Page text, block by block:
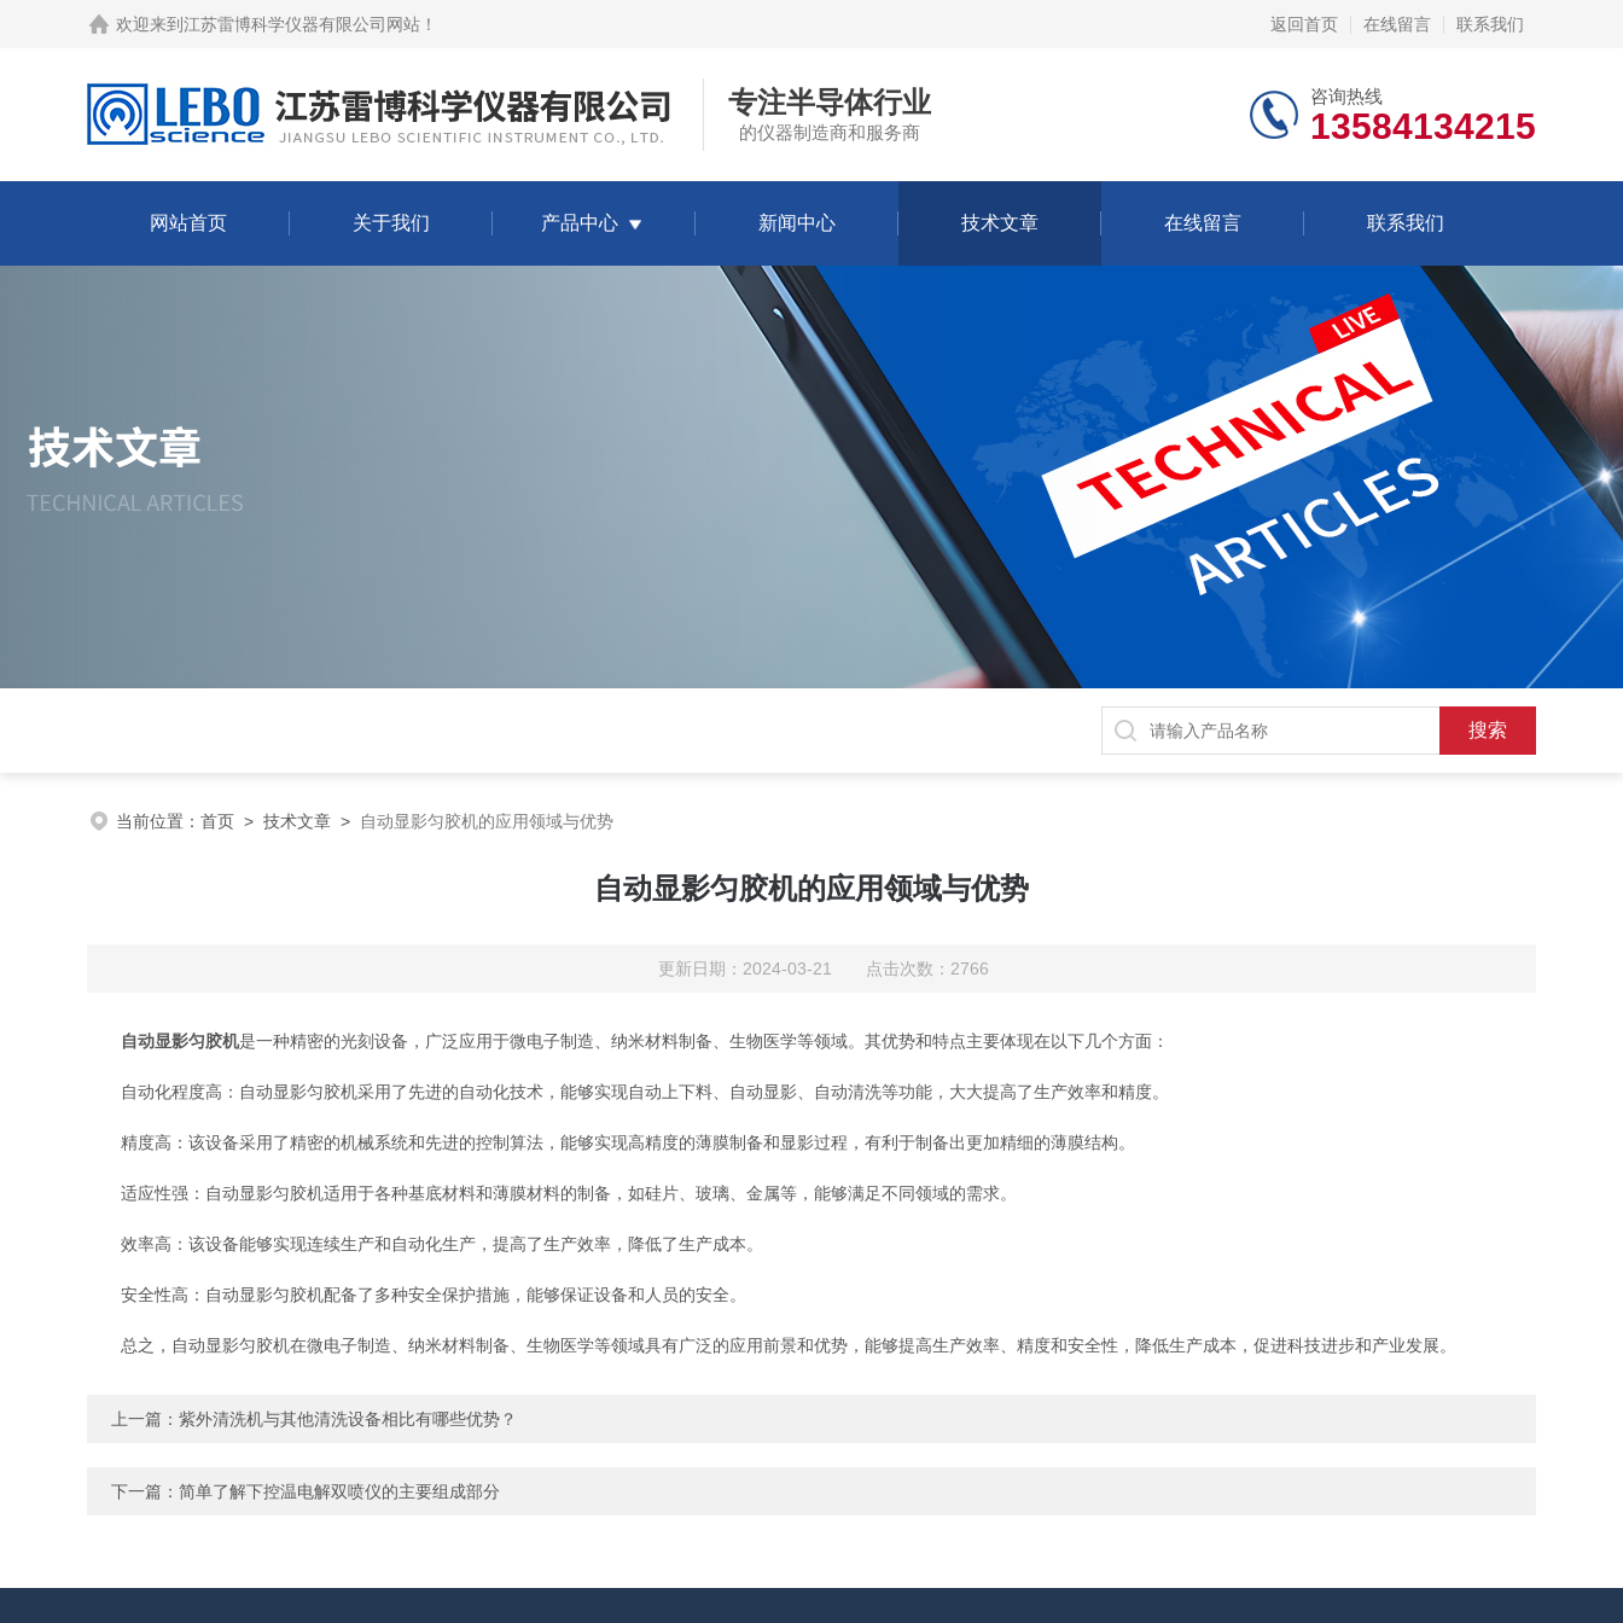
欢迎来到 江苏雷博科学仪器有限公司网站 ！ 返回首页 在线留言 联系我们
专注半导体行业
的仪器制造商和服务商
咨询热线
13584134215
网站首页 关于我们 产品中心 新闻中心 技术文章 在线留言 联系我们
当前位置： 首页 > 技术文章 > 自动显影匀胶机的应用领域与优势
自动显影匀胶机的应用领域与优势
更新日期：2024-03-21 点击次数：2766
自动显影匀胶机是一种精密的光刻设备，广泛应用于微电子制造、纳米材料制备、生物医学等领域。其优势和特点主要体现在以下几个方面：
自动化程度高：自动显影匀胶机采用了先进的自动化技术，能够实现自动上下料、自动显影、自动清洗等功能，大大提高了生产效率和精度。
精度高：该设备采用了精密的机械系统和先进的控制算法，能够实现高精度的薄膜制备和显影过程，有利于制备出更加精细的薄膜结构。
适应性强：自动显影匀胶机适用于各种基底材料和薄膜材料的制备，如硅片、玻璃、金属等，能够满足不同领域的需求。
效率高：该设备能够实现连续生产和自动化生产，提高了生产效率，降低了生产成本。
安全性高：自动显影匀胶机配备了多种安全保护措施，能够保证设备和人员的安全。
总之，自动显影匀胶机在微电子制造、纳米材料制备、生物医学等领域具有广泛的应用前景和优势，能够提高生产效率、精度和安全性，降低生产成本，促进科技进步和产业发展。
上一篇： 紫外清洗机与其他清洗设备相比有哪些优势？
下一篇： 简单了解下控温电解双喷仪的主要组成部分